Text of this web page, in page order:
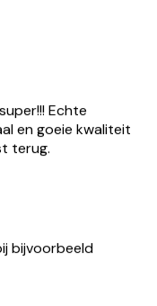
Echte
en goeie kwaliteit
bijvoorbeeld
zou elke week
verjaardagsfeestjes.